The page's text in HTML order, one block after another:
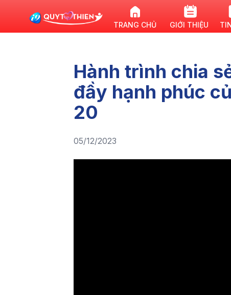
TRANG CHỦ GIỚI THIỆU
Hành trình chia
đầy hạnh phúc
20
05/12/2023